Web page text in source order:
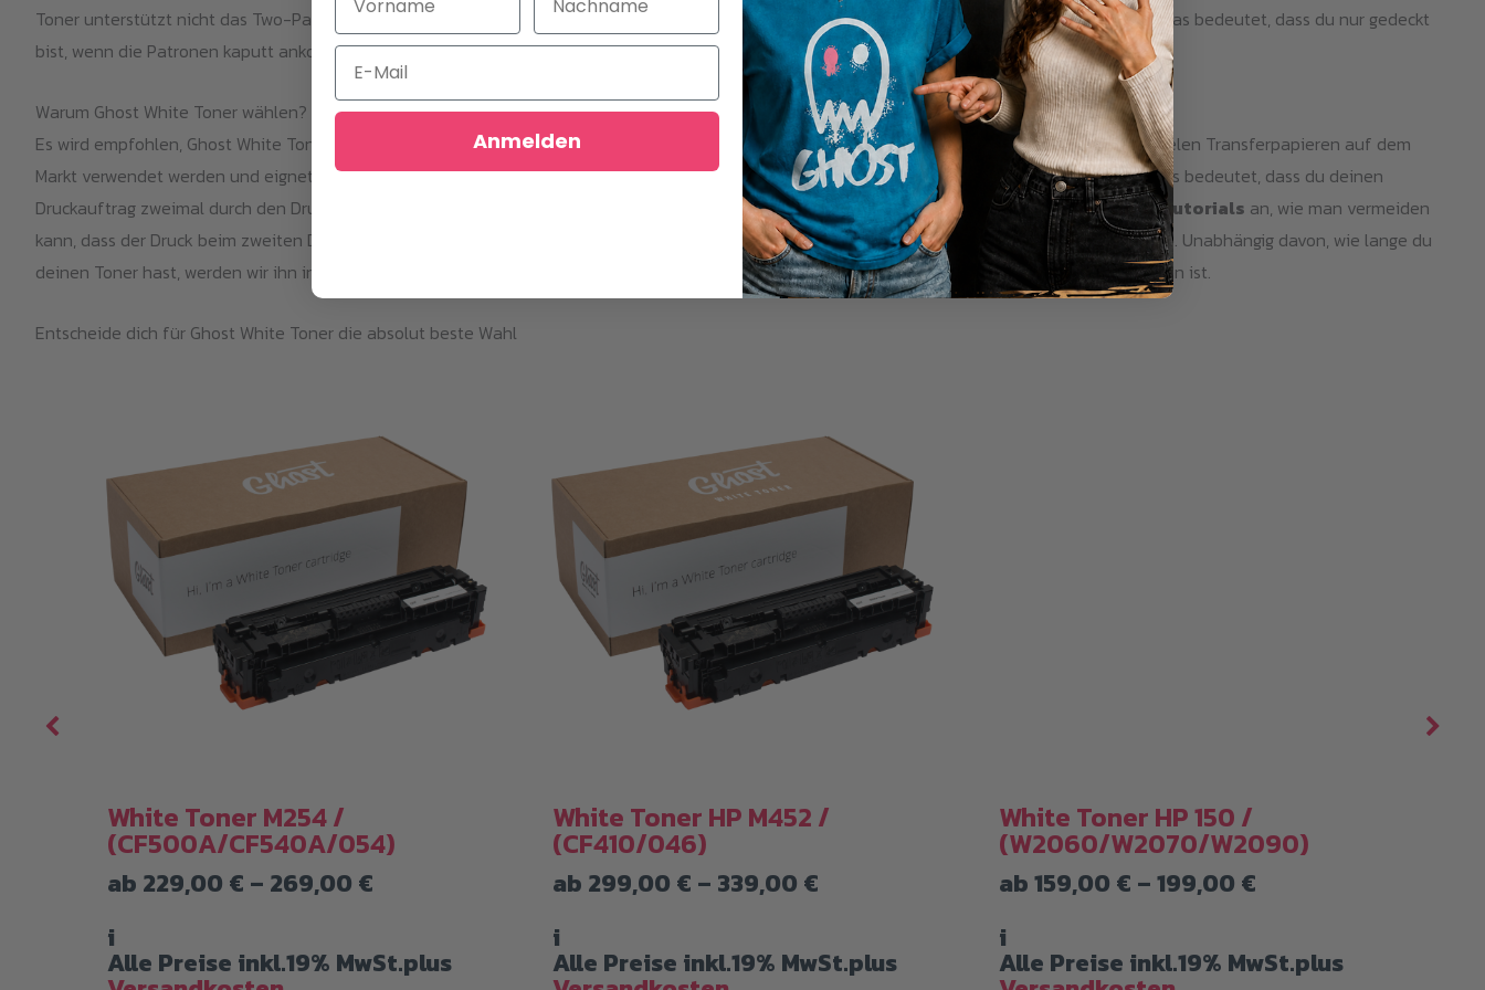
Toner unterstützt nicht das Two-Pass Verfahren für Farb- plus Weißdruck. Absolute White Toner kommt nur mit einer begrenzten DOA-Garantie, was bedeutet, dass du nur gedeckt
bist, wenn die Patronen kaputt ankommen, aber es gibt keine Garantie oder Unterstützung während der Lebensdauer des Produkts.
Warum Ghost White Toner wählen?
Es wird empfohlen, Ghost White Toner sowohl im Weißdruck als auch im
Weiß- und Vollfarbdruckzu verwenden. Ghost White Toner kann mit vielen Transferpapieren auf dem
Markt verwendet werden und eignet sich hervorragend für weiße und vollfarbige Transfers auf dunkle und helle Textilien und andere Substrate. Das bedeutet, dass du deinen
Druckauftrag zweimal durch den Drucker laufen lassen musst, um bestimmte Designs zu erhalten. Deshalb bietet Ghost umfangreicheYouTube-Tutorials an, wie man vermeiden
kann, dass der Druck beim zweiten Druckdurchgang falsch ausgerichtet wird. Ghost White Toner hat eine absolut kugelsichere 3-Jahres-Garantie. Unabhängig davon, wie lange du
deinen Toner hast, werden wir ihn innerhalb von drei Jahren nach dem Kauf ersetzen/reparieren oder austauschen, falls noch Toner darin enthalten ist.
Entscheide dich für Ghost White Toner die absolut beste Wahl
White Toner M254 /
(CF500A/CF540A/054)
ab 229,00 € – 269,00 €Preisspanne:
269,00 €
i
Alle Preise inkl.19% MwSt.plus
White Toner HP M452 /
(CF410/046)
ab 299,00 € – 339,00 €
339,00 €
i
Alle Preise inkl.19% MwSt.plus
White Toner HP 150 /
(W2060/W2070/W2090)
ab159,00 € –199,00 €Preisspanne:
199,00 €
i
Alle Preise inkl.19% MwSt.plus
Email
Anmelden